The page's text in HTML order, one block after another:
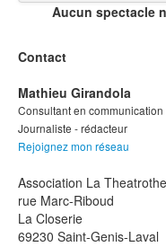
Aucun spectacle
Contact
Mathieu Girandola
Consultant en communication
Journaliste - rédacteur
Rejoignez mon réseau
Association La
rue Marc-Riboud
La Closerie
69230 Saint-Genis-Laval